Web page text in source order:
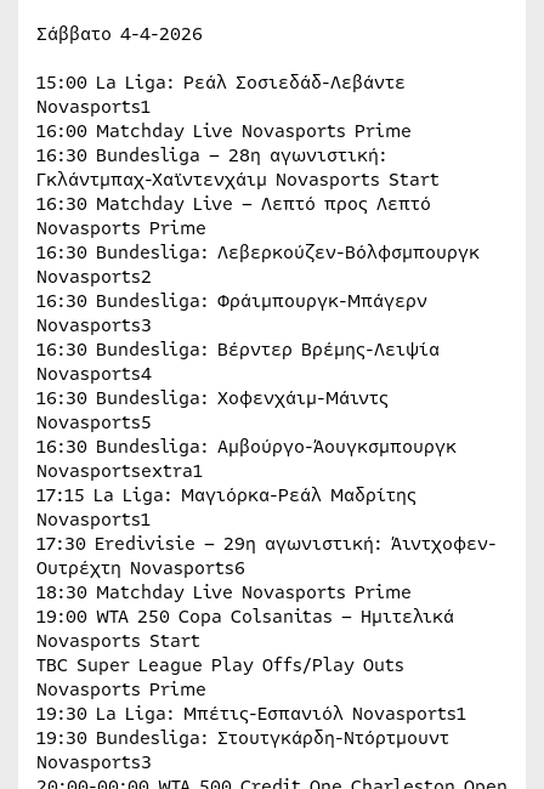
Σάββατο 4-4-2026
15:00 La Liga: Ρεάλ Σοσιεδάδ-Λεβάντε
Novasports1
16:00 Matchday Live Novasports Prime
16:30 Bundesliga – 28η αγωνιστική:
Γκλάντμπαχ-Χαϊντενχάιμ Novasports Start
16:30 Matchday Live – Λεπτό προς Λεπτό
Novasports Prime
16:30 Bundesliga: Λεβερκούζεν-Βόλφσμπουργκ
Novasports2
16:30 Bundesliga: Φράιμπουργκ-Μπάγερν
Novasports3
16:30 Bundesliga: Βέρντερ Βρέμης-Λειψία
Novasports4
16:30 Bundesliga: Χοφενχάιμ-Μάιντς
Novasports5
16:30 Bundesliga: Αμβούργο-Άουγκσμπουργκ
Novasportsextra1
17:15 La Liga: Μαγιόρκα-Ρεάλ Μαδρίτης
Novasports1
17:30 Eredivisie – 29η αγωνιστική: Άιντχοφεν-
Ουτρέχτη Novasports6
18:30 Matchday Live Novasports Prime
19:00 WTA 250 Copa Colsanitas – Ημιτελικά
Novasports Start
TBC Super League Play Offs/Play Outs
Novasports Prime
19:30 La Liga: Μπέτις-Εσπανιόλ Novasports1
19:30 Bundesliga: Στουτγκάρδη-Ντόρτμουντ
Novasports3